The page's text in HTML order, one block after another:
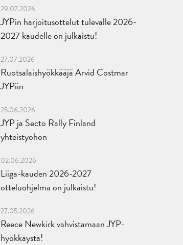
29.07.2026
JYPin harjoitusottelut tulevalle 2026-
2027 kaudelle on julkaistu!
27.07.2026
Ruotsalaishyökkääjä Arvid Costmar
JYPiin
25.06.2026
JYP ja Secto Rally Finland
yhteistyöhön
02.06.2026
Liiga-kauden 2026-2027
otteluohjelma on julkaistu!
27.05.2026
Reece Newkirk vahvistamaan JYP-
hyökkäystä!